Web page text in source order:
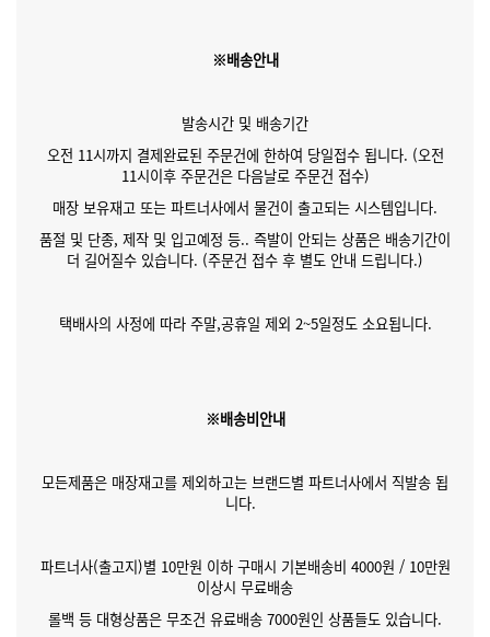
※배송안내
발송시간 및 배송기간
오전 11시까지 결제완료된 주문건에 한하여 당일접수 됩니다. (오전
11시이후 주문건은 다음날로 주문건 접수)
매장 보유재고 또는 파트너사에서 물건이 출고되는 시스템입니다.
품절 및 단종, 제작 및 입고예정 등.. 즉발이 안되는 상품은 배송기간이
더 길어질수 있습니다. (주문건 접수 후 별도 안내 드립니다.)
택배사의 사정에 따라 주말,공휴일 제외 2~5일정도 소요됩니다.
※배송비안내
모든제품은 매장재고를 제외하고는 브랜드별 파트너사에서 직발송 됩
니다.
파트너사(출고지)별 10만원 이하 구매시 기본배송비 4000원 / 10만원
이상시 무료배송
롤백 등 대형상품은 무조건 유료배송 7000원인 상품들도 있습니다.